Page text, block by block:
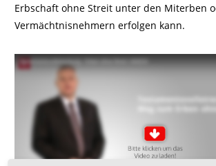
Erbschaft ohne Streit unter den Miterben
Vermächtnisnehmern erfolgen kann.